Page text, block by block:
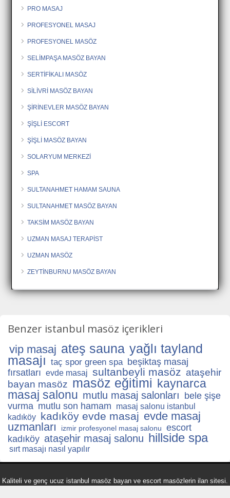
PRO MASAJ
PROFESYONEL MASAJ
PROFESYONEL MASÖZ
SELİMPAŞA MASÖZ BAYAN
SERTİFİKALI MASÖZ
SİLİVRİ MASÖZ BAYAN
ŞİRİNEVLER MASÖZ BAYAN
ŞİŞLİ ESCORT
ŞİŞLİ MASÖZ BAYAN
SOLARYUM MERKEZİ
SPA
SULTANAHMET HAMAM SAUNA
SULTANAHMET MASÖZ BAYAN
TAKSİM MASÖZ BAYAN
UZMAN MASAJ TERAPİST
UZMAN MASÖZ
ZEYTİNBURNU MASÖZ BAYAN
Benzer istanbul masöz içerikleri
vip masaj ateş sauna yağlı tayland
masajı taç spor green spa beşiktaş masaj
fırsatları evde masaj sultanbeyli masöz ataşehir
bayan masöz masöz eğitimi kaynarca
masaj salonu mutlu masaj salonları bele şişe
vurma mutlu son hamam
masaj salonu istanbul
kadıköy kadıköy evde masaj evde masaj
uzmanları
izmir profesyonel masaj salonu
escort
kadıköy ataşehir masaj salonu hillside spa
sırt masajı nasıl yapılır
Kaliteli ve genç ucuz istanbul masöz bayan ve escort masözlerin ilan sitesi.